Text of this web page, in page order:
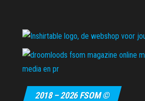
2018 – 2026 FSOM ©